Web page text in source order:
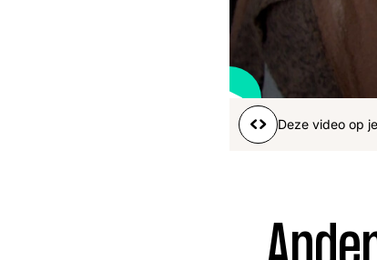
Nieuwsbrief
Word lid
Deze video op